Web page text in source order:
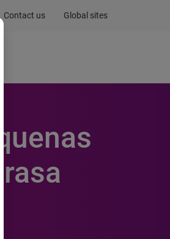
Contact us Global sites